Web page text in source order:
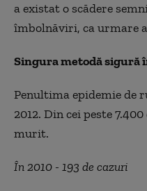
a existat o scădere
îmbolnăviri, ca urmare
Singura metodă sigură
Penultima epidemie de
2012. Din cei peste
murit.
În 2010 - 193 de cazuri